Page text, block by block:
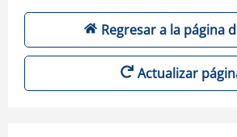
Regresar a la página
Actualizar